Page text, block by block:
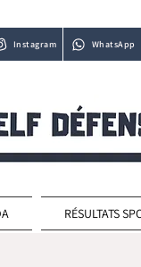
Instagram WhatsApp
RÉSULTATS